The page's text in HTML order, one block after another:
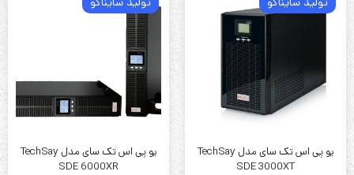
یو پی اس تک سای مدل TechSay
SDE 3000XT
یو پی اس تک سای مدل TechSay
SDE 6000XR